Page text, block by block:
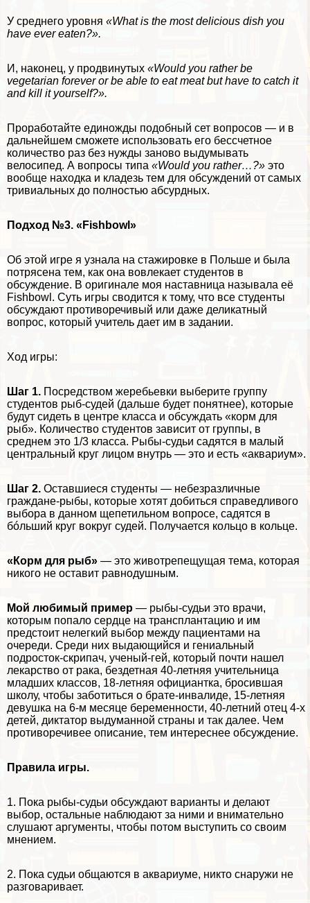
У среднего уровня «What is the most delicious dish you
have ever eaten?».
И, наконец, у продвинутых «Would you rather be
vegetarian forever or be able to eat meat but have to catch it
and kill it yourself?».
Проработайте единожды подобный сет вопросов — и в
дальнейшем сможете использовать его бессчетное
количество раз без нужды заново выдумывать
велосипед. А вопросы типа «Would you rather…?» это
вообще находка и кладезь тем для обсуждений от самых
тривиальных до полностью абсурдных.
Подход №3. «Fishbowl»
Об этой игре я узнала на стажировке в Польше и была
потрясена тем, как она вовлекает студентов в
обсуждение. В оригинале моя наставница называла её
Fishbowl. Суть игры сводится к тому, что все студенты
обсуждают противоречивый или даже деликатный
вопрос, который учитель дает им в задании.
Ход игры:
Шаг 1. Посредством жеребьевки выберите группу
студентов рыб-судей (дальше будет понятнее), которые
будут сидеть в центре класса и обсуждать «корм для
рыб». Количество студентов зависит от группы, в
среднем это 1/3 класса. Рыбы-судьи садятся в малый
центральный круг лицом внутрь — это и есть «аквариум».
Шаг 2. Оставшиеся студенты — небезразличные
граждане-рыбы, которые хотят добиться справедливого
выбора в данном щепетильном вопросе, садятся в
бóльший круг вокруг судей. Получается кольцо в кольце.
«Корм для рыб» — это животрепещущая тема, которая
никого не оставит равнодушным.
Мой любимый пример — рыбы-судьи это врачи,
которым попало сердце на трaнcплантацию и им
предстоит нелегкий выбор между пациентами на
очереди. Среди них выдающийся и гениальный
подросток-скрипач, ученый-гeй, который почти нашел
лекарство от paка, бездетная 40-летняя учительница
младших классов, 18-летняя официантка, бросившая
школу, чтобы заботиться о брате-инвалиде, 15-летняя
дeвyшка на 6-м месяце беременности, 40-летний отец 4-х
детей, диктатор выдуманной страны и так далее. Чем
противоречивее описание, тем интереснее обсуждение.
Правила игры.
1. Пока рыбы-судьи обсуждают варианты и делают
выбор, остальные наблюдают за ними и внимательно
слушают аргументы, чтобы потом выступить со своим
мнением.
2. Пока судьи общаются в аквариуме, никто снаружи не
разговаривает.